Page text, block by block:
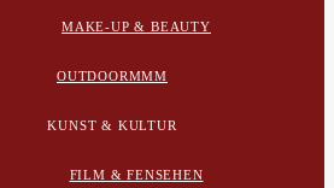
MAKE-UP & BEAUTY
OUTDOORMMM
KUNST & KULTUR
FILM & FENSEHEN